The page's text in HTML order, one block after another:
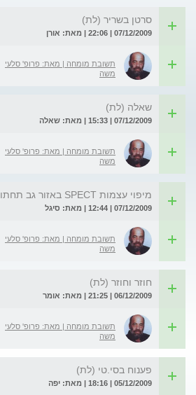
סרטן בשריר (לת)
07/12/2009 | 22:06 | מאת: אורן
תשובת מומחה | מאת: פרופ' סלעי
משה
שאלה (לת)
07/12/2009 | 15:33 | מאת: שאלה
תשובת מומחה | מאת: פרופ' סלעי
משה
מיפוי עצמות SPECT באזור גב תחתון (לת)
07/12/2009 | 12:44 | מאת: סיגל
תשובת מומחה | מאת: פרופ' סלעי
משה
חוזר וחוזר (לת)
06/12/2009 | 21:25 | מאת: אומר
תשובת מומחה | מאת: פרופ' סלעי
משה
פענוח בסי.טי (לת)
05/12/2009 | 18:16 | מאת: יפה